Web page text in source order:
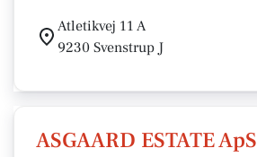
Atletikvej 11 A
9230 Svenstrup J
ASGAARD ESTATE ApS